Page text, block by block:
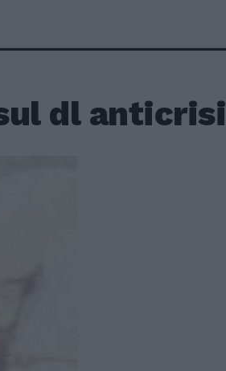
dl anticrisi